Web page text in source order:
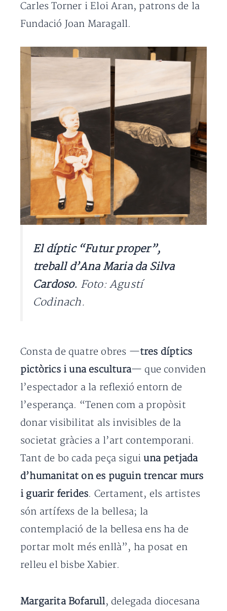
Carles Torner i Eloi Aran, patrons de la
Fundació Joan Maragall.
El díptic “Futur proper”,
treball d’Ana Maria da Silva
Cardoso. Foto: Agustí
Codinach.
Consta de quatre obres —tres díptics
pictòrics i una escultura— que conviden
l’espectador a la reflexió entorn de
l’esperança. “Tenen com a propòsit
donar visibilitat als invisibles de la
societat gràcies a l’art contemporani.
Tant de bo cada peça sigui una petjada
d’humanitat on es puguin trencar murs
i guarir ferides. Certament, els artistes
són artífexs de la bellesa; la
contemplació de la bellesa ens ha de
portar molt més enllà”, ha posat en
relleu el bisbe Xabier.
Margarita Bofarull, delegada diocesana